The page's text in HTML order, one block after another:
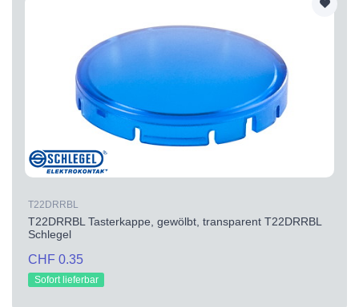
T22DRRBL
T22DRRBL Tasterkappe, gewölbt, transparent T22DRRBL
Schlegel
CHF 0.35
Sofort lieferbar